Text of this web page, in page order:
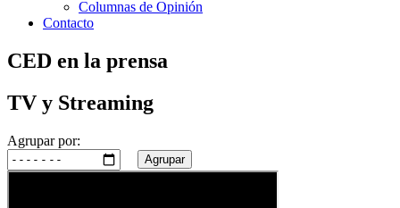
Columnas de Opinión
Contacto
CED en la prensa
TV y Streaming
Agrupar por:
Agrupar